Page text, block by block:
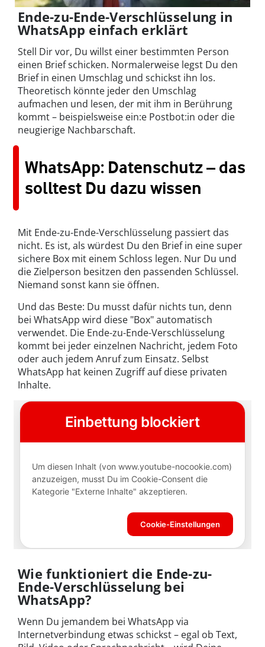
Ende-zu-Ende-Verschlüsselung in
WhatsApp einfach erklärt
Stell Dir vor, Du willst einer bestimmten Person
einen Brief schicken. Normalerweise legst Du den
Brief in einen Umschlag und schickst ihn los.
Theoretisch könnte jeder den Umschlag
aufmachen und lesen, der mit ihm in Berührung
kommt – beispielsweise ein:e Postbot:in oder die
neugierige Nachbarschaft.
WhatsApp: Datenschutz – das
solltest Du dazu wissen
Mit Ende-zu-Ende-Verschlüsselung passiert das
nicht. Es ist, als würdest Du den Brief in eine super
sichere Box mit einem Schloss legen. Nur Du und
die Zielperson besitzen den passenden Schlüssel.
Niemand sonst kann sie öffnen.
Und das Beste: Du musst dafür nichts tun, denn
bei WhatsApp wird diese "Box" automatisch
verwendet. Die Ende-zu-Ende-Verschlüsselung
kommt bei jeder einzelnen Nachricht, jedem Foto
oder auch jedem Anruf zum Einsatz. Selbst
WhatsApp hat keinen Zugriff auf diese privaten
Inhalte.
Wie funktioniert die Ende-zu-
Ende-Verschlüsselung bei
WhatsApp?
Wenn Du jemandem bei WhatsApp via
Internetverbindung etwas schickst – egal ob Text,